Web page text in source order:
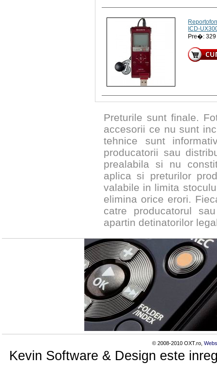
ICD-
Pre�: 329
Preturile sunt finale.
accesorii ce nu sunt
tehnice sunt
producatorii sau
prealabila si nu
aplica si preturilor
valabile in limita
elimina orice erori.
catre producatorul
apartin detinatorilor
© 2008-2010 OXT.ro,
Kevin Software & Design este